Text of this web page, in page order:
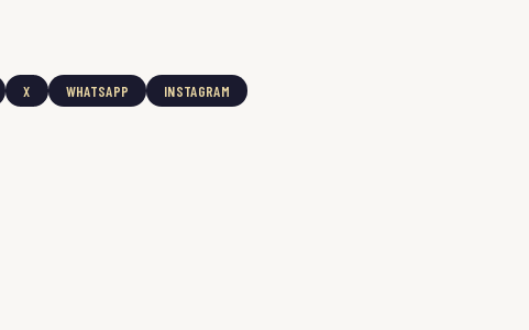
X WHATSAPP INSTAGRAM